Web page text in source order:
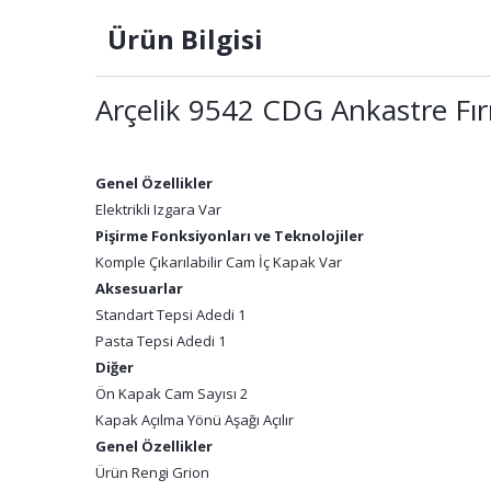
Ürün Bilgisi
Arçelik 9542 CDG Ankastre
Genel Özellikler
Elektrikli Izgara Var
Pişirme Fonksiyonları ve Teknolojiler
Komple Çıkarılabilir Cam İç Kapak Var
Aksesuarlar
Standart Tepsi Adedi 1
Pasta Tepsi Adedi 1
Diğer
Ön Kapak Cam Sayısı 2
Kapak Açılma Yönü Aşağı Açılır
Genel Özellikler
Ürün Rengi Grion